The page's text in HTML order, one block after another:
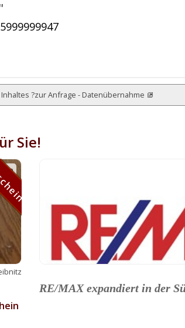
?zur Anfrage - Datenübernahme
Sie!
RE/MAX expandiert in der